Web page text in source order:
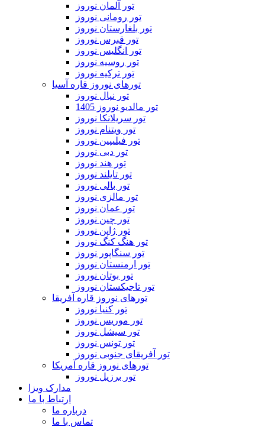
تور آلمان نوروز
تور رومانی نوروز
تور بلغارستان نوروز
تور قبرس نوروز
تور انگلیس نوروز
تور روسیه نوروز
تور ترکیه نوروز
تورهای نوروز قاره آسیا
تور نپال نوروز
تور مالدیو نوروز 1405
تور سریلانکا نوروز
تور ویتنام نوروز
تور فیلیپین نوروز
تور دبی نوروز
تور هند نوروز
تور تایلند نوروز
تور بالی نوروز
تور مالزی نوروز
تور عمان نوروز
تور چین نوروز
تور ژاپن نوروز
تور هنگ کنگ نوروز
تور سنگاپور نوروز
تور ارمنستان نوروز
تور بوتان نوروز
تور تاجیکستان نوروز
تورهای نوروز قاره آفریقا
تور کنیا نوروز
تور موریس نوروز
تور سیشل نوروز
تور تونس نوروز
تور آفریقای جنوبی نوروز
تورهای نوروز قاره آمریکا
تور برزیل نوروز
مدارک ویزا
ارتباط با ما
درباره ما
تماس با ما